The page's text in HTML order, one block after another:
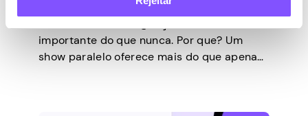
importante do que nunca. Por que? Um
show paralelo oferece mais do que apenas